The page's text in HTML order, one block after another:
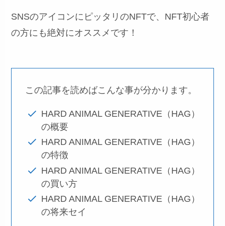
SNSのアイコンにピッタリのNFTで、NFT初心者
の方にも絶対にオススメです！
この記事を読めばこんな事が分かります。
HARD ANIMAL GENERATIVE（HAG）
の概要
HARD ANIMAL GENERATIVE（HAG）
の特徴
HARD ANIMAL GENERATIVE（HAG）
の買い方
HARD ANIMAL GENERATIVE（HAG）
の将来セイ